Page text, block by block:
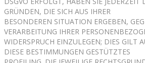
GRÜNDEN, DIE SICH AUS IHRER
BESONDEREN SITUATION ERGEBEN,
VERARBEITUNG IHRER
WIDERSPRUCH EINZULEGEN; DIES GILT
DIESE BESTIMMUNGEN GESTÜTZTES